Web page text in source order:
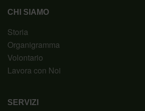
CHI SIAMO
Storia
Organigramma
Volontario
Lavora con Noi
SERVIZI